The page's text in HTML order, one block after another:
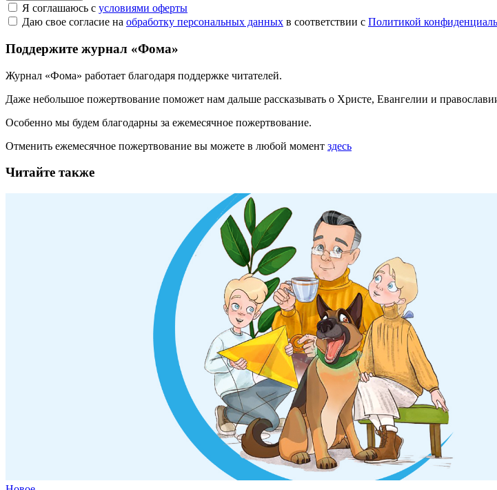
Я соглашаюсь с условиями оферты
Даю свое согласие на обработку персональных данных в соответствии с Политикой
Поддержите журнал «Фома»
Журнал «Фома» работает благодаря поддержке читателей.
Даже небольшое пожертвование поможет нам дальше рассказывать о Христе, Евангелии и
Особенно мы будем благодарны за ежемесячное пожертвование.
Отменить ежемесячное пожертвование вы можете в любой момент здесь
Читайте также